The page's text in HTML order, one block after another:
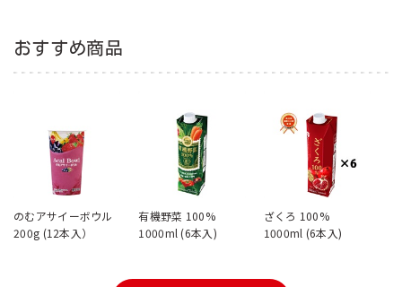
おすすめ商品
のむアサイーボウル
200g (12本入）
有機野菜 100%
1000ml (6本入)
ざくろ 100%
1000ml (6本入)